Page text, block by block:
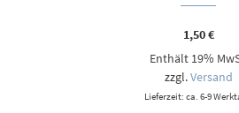
1,50€
Enthält 19%
zzgl.Versand
Lieferzeit: ca. 6-9